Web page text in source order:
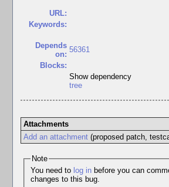
URL:
Keywords:
Depends
on:
56361
Blocks:
Show dependency
tree
Attachments
Add an attachment(proposed patch,
Note
You need to log inbefore you can comment on or make
changes to this bug.